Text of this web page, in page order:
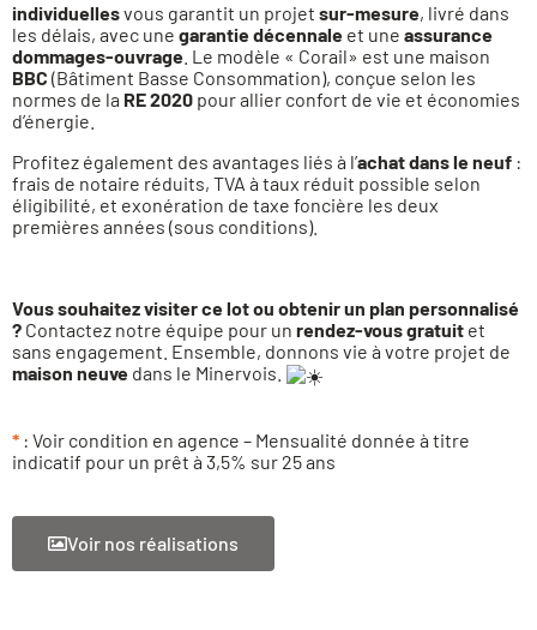
individuellesvous garantit un projet sur-mesure, livré dans
les délais, avec une garantie décennale et une assurance
dommages-ouvrage . Le modèle « Corail» est une maison
BBC (Bâtiment Basse Consommation), conçue selon les
normes de la RE 2020 pour allier confort de vie et économies
d’énergie.
Profitez également des avantages liés à l’achat dans le neuf :
frais de notaire réduits, TVA à taux réduit possible selon
éligibilité, et exonération de taxe foncière les deux
premières années (sous conditions).
Vous souhaitez visiter ce lot ou obtenir un plan personnalisé
? Contactez notre équipe pour un rendez-vous gratuit et
sans engagement. Ensemble, donnons vie à votre projet de
maison neuve dans le Minervois.
* : Voir condition en agence – Mensualité donnée à titre
indicatif pour un prêt à 3,5% sur 25 ans
Voir nos réalisations